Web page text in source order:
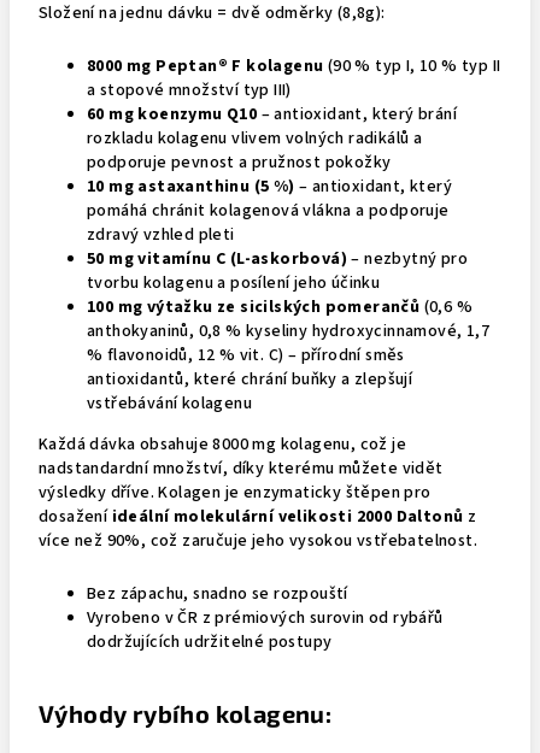
Složení na jednu dávku = dvě odměrky (8,8g):
8000 mg Peptan® F kolagenu (90 % typ I, 10 % typ II
a stopové množství typ III)
60 mg koenzymu Q10 – antioxidant, který brání
rozkladu kolagenu vlivem volných radikálů a
podporuje pevnost a pružnost pokožky
10 mg astaxanthinu (5 %) – antioxidant, který
pomáhá chránit kolagenová vlákna a podporuje
zdravý vzhled pleti
50 mg vitamínu C (L-askorbová) – nezbytný pro
tvorbu kolagenu a posílení jeho účinku
100 mg výtažku ze sicilských pomerančů (0,6 %
anthokyaninů, 0,8 % kyseliny hydroxycinnamové, 1,7
% flavonoidů, 12 % vit. C) – přírodní směs
antioxidantů, které chrání buňky a zlepšují
vstřebávání kolagenu
Každá dávka obsahuje 8000 mg kolagenu, což je
nadstandardní množství, díky kterému můžete vidět
výsledky dříve. Kolagen je enzymaticky štěpen pro
dosažení ideální molekulární velikosti 2000 Daltonů z
více než 90%, což zaručuje jeho vysokou vstřebatelnost.
Bez zápachu, snadno se rozpouští
Vyrobeno v ČR z prémiových surovin od rybářů
dodržujících udržitelné postupy
Výhody rybího kolagenu: